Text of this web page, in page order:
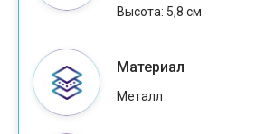
Высота: 5,8 см
Материал
Металл